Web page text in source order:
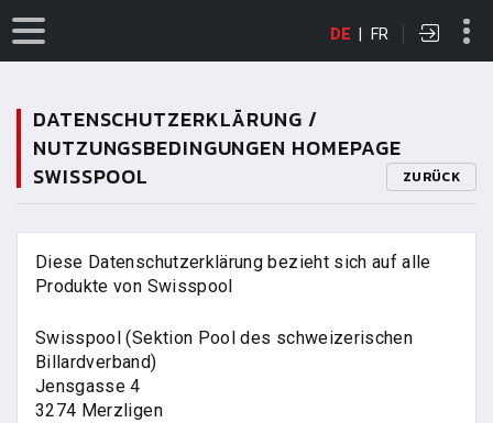
DE | FR
DATENSCHUTZERKLÄRUNG /
NUTZUNGSBEDINGUNGEN HOMEPAGE
SWISSPOOL
ZURÜCK
Diese Datenschutzerklärung bezieht sich auf alle
Produkte von Swisspool
Swisspool (Sektion Pool des schweizerischen
Billardverband)
Jensgasse 4
3274 Merzligen